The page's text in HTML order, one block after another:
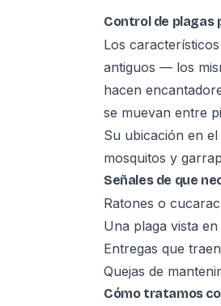
Control de plagas
Los
antiguos — los
hacen
se muevan entre
Su ubicación en
mosquitos y
Señales de que
Ratones o
Una plaga vista
Entregas que
Quejas de
Cómo tratamos